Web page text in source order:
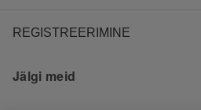
REGISTREERIMINE
Jälgi meid